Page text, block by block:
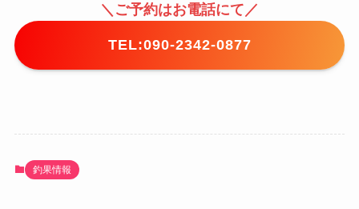
＼ご予約はお電話にて／
TEL:090-2342-0877
釣果情報